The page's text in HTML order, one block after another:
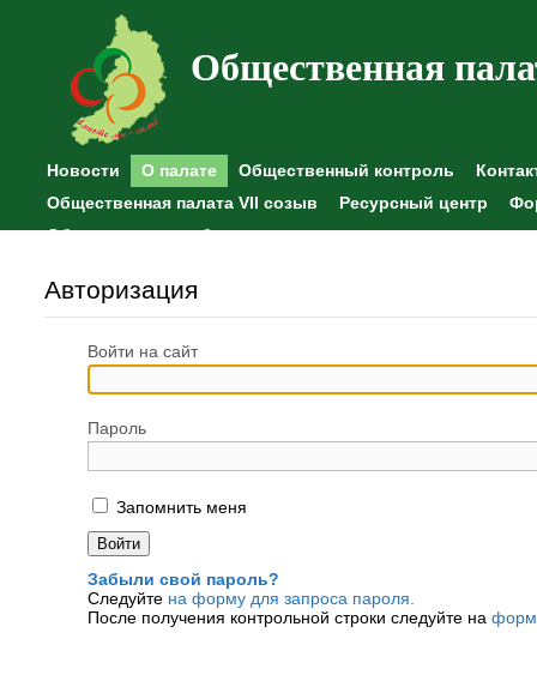
Общественная
Новости О палате Общественный контроль
Общественная палата VII созыв
Ресурсный центр
Общественные наблюдения
Авторизация
Войти на сайт
Пароль
Запомнить меня
Забыли свой пароль?
Следуйте на форму для запроса пароля.
После получения контрольной строки следуйте на